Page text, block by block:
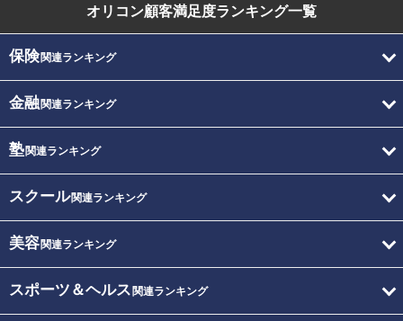
オリコン顧客満足度ランキング一覧
保険関連ランキング
金融関連ランキング
塾関連ランキング
スクール関連ランキング
美容関連ランキング
スポーツ＆ヘルス 関連ランキング